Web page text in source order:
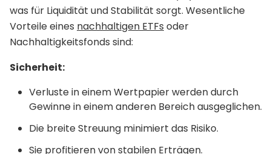
was für Liquidität und Stabilität sorgt. Wesentliche
Vorteile eines nachhaltigen ETFs oder
Nachhaltigkeitsfonds sind:
Sicherheit:
Verluste in einem Wertpapier werden durch
Gewinne in einem anderen Bereich ausgeglichen.
Die breite Streuung minimiert das Risiko.
Sie profitieren von stabilen Erträgen.